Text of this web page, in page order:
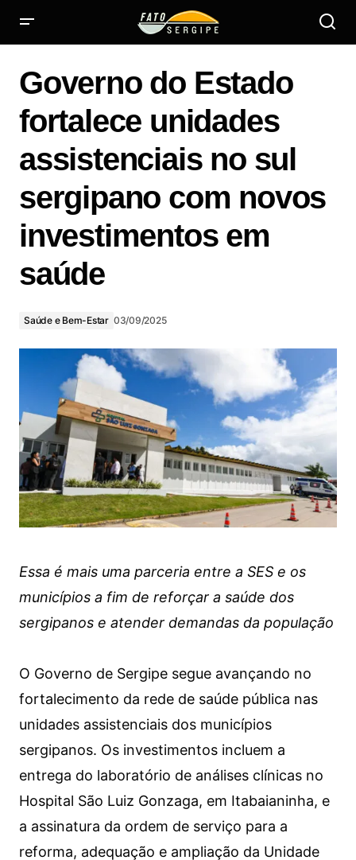
Governo do Estado
fortalece unidades
assistenciais no sul
sergipano com novos
investimentos em
saúde
Saúde e Bem-Estar 03/09/2025
Essa é mais uma parceria entre a SES e os
municípios a fim de reforçar a saúde dos
sergipanos e atender demandas da população
O Governo de Sergipe segue avançando no
fortalecimento da rede de saúde pública nas
unidades assistenciais dos municípios
sergipanos. Os investimentos incluem a
entrega do laboratório de análises clínicas no
Hospital São Luiz Gonzaga, em Itabaianinha, e
a assinatura da ordem de serviço para a
reforma, adequação e ampliação da Unidade